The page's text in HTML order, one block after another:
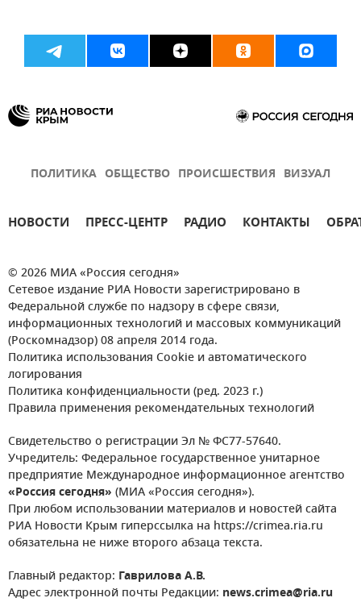
ПОЛИТИКА ОБЩЕСТВО ПРОИСШЕСТВИЯ ВИЗУАЛ
НОВОСТИ ПРЕСС-ЦЕНТР РАДИО КОНТАКТЫ
© 2026 МИА «Россия сегодня»
Сетевое издание РИА Новости зарегистрировано в
Федеральной службе по надзору в сфере связи,
информационных технологий и массовых коммуникаций
(Роскомнадзор) 08 апреля 2014 года.
Политика использования Cookie и автоматического
логирования
Политика конфиденциальности (ред. 2023 г.)
Правила применения рекомендательных технологий
Свидетельство о регистрации Эл № ФС77-57640.
Учредитель: Федеральное государственное унитарное
предприятие Международное информационное агентство
«Россия сегодня» (МИА «Россия сегодня»).
При любом использовании материалов и новостей сайта
РИА Новости Крым гиперссылка на https://crimea.ria.ru
обязательна не ниже второго абзаца текста.
Главный редактор: Гаврилова А.В.
Адрес электронной почты Редакции: news.crimea@ria.ru